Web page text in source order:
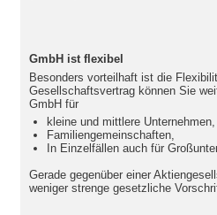
GmbH ist flexibel
Besonders vorteilhaft ist die
Gesellschaftsvertrag können Sie
GmbH für
kleine und mittlere Unternehmen,
Familiengemeinschaften,
In Einzelfällen auch für
Gerade gegenüber einer
weniger strenge gesetzliche